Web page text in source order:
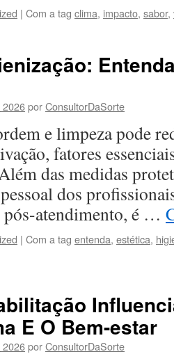
| Com a tag clima, impacto, sabor,
2026porConsultorDaSorte
e limpeza pode
fatores
das medidas
dos
pós-atendimento, é …
| Com a tag entenda, estética,
E O Bem-estar
2026porConsultorDaSorte